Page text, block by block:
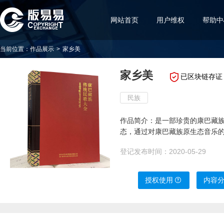
网站首页 用户维权 帮助
当前位置： 作品展示 > 家乡美
家乡美 已区块链存证
民族
作品简介：是一部珍贵的康巴藏
态，通过对康巴藏族原生态音乐
登记发布时间： 2020-05-29
授权使用 内容